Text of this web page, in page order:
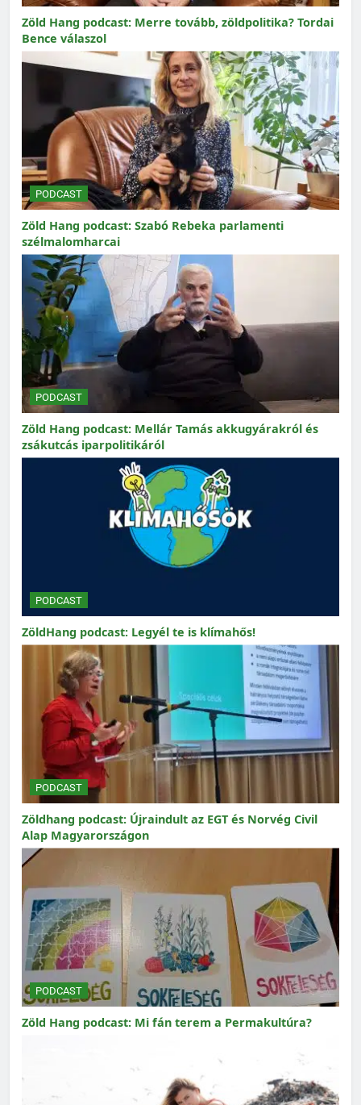
Zöld Hang podcast: Merre tovább, zöldpolitika? Tordai
Bence válaszol
PODCAST
Zöld Hang podcast: Szabó Rebeka parlamenti
szélmalomharcai
PODCAST
Zöld Hang podcast: Mellár Tamás akkugyárakról és
zsákutcás iparpolitikáról
PODCAST
ZöldHang podcast: Legyél te is klímahős!
PODCAST
Zöldhang podcast: Újraindult az EGT és Norvég Civil
Alap Magyarországon
PODCAST
Zöld Hang podcast: Mi fán terem a Permakultúra?